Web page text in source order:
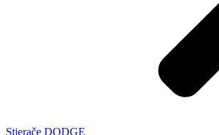
Stierače DODGE